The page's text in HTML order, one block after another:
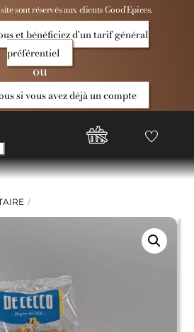
sont réservés aux clients Good’Epices.
et bénéficiez d'un tarif général
préférentiel
ou
si vous avez déjà un compte
Compte
Good
Favoris